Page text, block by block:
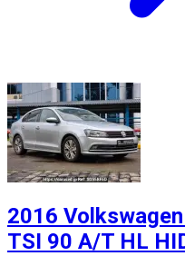
2016
TSI 90 A/T HL